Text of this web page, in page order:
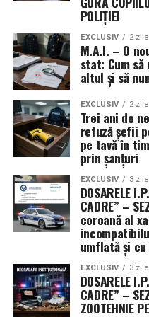
Marcel Bălan,
spulberate de DGIPI,
șefie până în august 2026,
tremure sub spectrul
În acest peisaj dezolant,
reprezintă viitorul
pedigree infracțional de
dat afară și reîncadrat
dosare de delapidare –
acasă: îngroapă dosarele
influențelor locale, în timp
ocupă cu amanetarea
Câmpina.
„Iuda” de
trădare: Când
te mai salvează
POLIȚIEI
EXCLUSIV 2
M.A.I. – O
stat: Cum
altul și să
EXCLUSIV 2
Trei ani de
refuză șefii
pe tavă în
prin șanțuri
EXCLUSIV 3
DOSARELE
CADRE” –
coroană al
umflată și cu
EXCLUSIV 3
DOSARELE
CADRE” –
ZOOTEHNIE